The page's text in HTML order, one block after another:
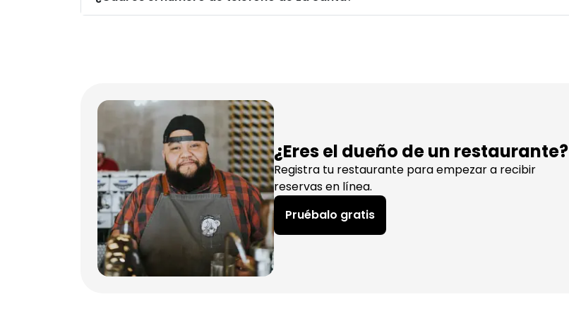
¿Eres el dueño de un restaurante?
Registra tu restaurante para empezar a recibir
reservas en línea.
Pruébalo gratis